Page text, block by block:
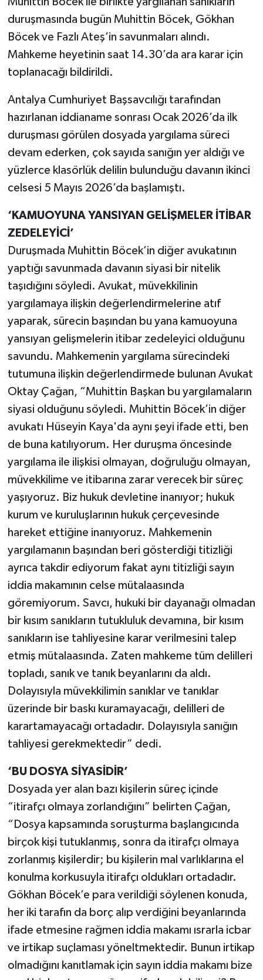
duruşmasında bugün Muhittin Böcek, Gökhan
Böcek ve Fazlı Ateş’in savunmaları alındı.
Mahkeme heyetinin saat 14.30’da ara karar için
toplanacağı bildirildi.
Antalya Cumhuriyet Başsavcılığı tarafından
hazırlanan iddianame sonrası Ocak 2026’da ilk
duruşması görülen dosyada yargılama süreci
devam ederken, çok sayıda sanığın yer aldığı ve
yüzlerce klasörlük delilin bulunduğu davanın ikinci
celsesi 5 Mayıs 2026’da başlamıştı.
‘KAMUOYUNA YANSIYAN GELİŞMELER İTİBAR
ZEDELEYİCİ’
Duruşmada Muhittin Böcek’in diğer avukatının
yaptığı savunmada davanın siyasi bir nitelik
taşıdığını söyledi. Avukat, müvekkilinin
yargılamaya ilişkin değerlendirmelerine atıf
yaparak, sürecin başından bu yana kamuoyuna
yansıyan gelişmelerin itibar zedeleyici olduğunu
savundu. Mahkemenin yargılama sürecindeki
tutumuna ilişkin değerlendirmede bulunan Avukat
Oktay Çağan, “Muhittin Başkan bu yargılamaların
siyasi olduğunu söyledi. Muhittin Böcek’in diğer
avukatı Hüseyin Kaya'da aynı şeyi ifade etti, ben
de buna katılıyorum. Her duruşma öncesinde
yargılama ile ilişkisi olmayan, doğruluğu olmayan,
müvekkilime ve itibarına zarar verecek bir süreç
yaşıyoruz. Biz hukuk devletine inanıyor; hukuk
kurum ve kuruluşlarının hukuk çerçevesinde
hareket ettiğine inanıyoruz. Mahkemenin
yargılamanın başından beri gösterdiği titizliği
ayrıca takdir ediyorum fakat aynı titizliği sayın
iddia makamının celse mütalaasında
göremiyorum. Savcı, hukuki bir dayanağı olmadan
bir kısım sanıkların tutukluluk devamına, bir kısım
sanıkların ise tahliyesine karar verilmesini talep
etmiş mütalaasında. Zaten mahkeme tüm delilleri
topladı, sanık ve tanık beyanlarını da aldı.
Dolayısıyla müvekkilimin sanıklar ve tanıklar
üzerinde bir baskı kuramayacağı, delilleri de
karartamayacağı ortadadır. Dolayısıyla sanığın
tahliyesi gerekmektedir” dedi.
‘BU DOSYA SİYASİDİR’
Dosyada yer alan bazı kişilerin süreç içinde
“itirafçı olmaya zorlandığını” belirten Çağan,
“Dosya kapsamında soruşturma başlangıcında
birçok kişi tutuklanmış, sonra da itirafçı olmaya
zorlanmış kişilerdir; bu kişilerin mal varlıklarına el
konulma korkusuyla itirafçı oldukları ortadadır.
Gökhan Böcek’e para verildiği söylenen konuda,
her iki tarafın da borç alıp verdiğini beyanlarında
ifade etmesine rağmen iddia makamı ısrarla icbar
ve irtikap suçlaması yöneltmektedir. Bunun irtikap
olmadığını kanıtlamak için sayın iddia makamı bize